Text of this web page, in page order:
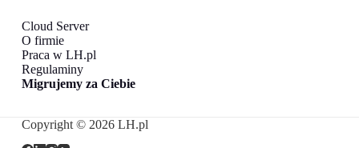
Cloud Server
O firmie
Praca w LH.pl
Regulaminy
Migrujemy za Ciebie
Copyright © 2026 LH.pl